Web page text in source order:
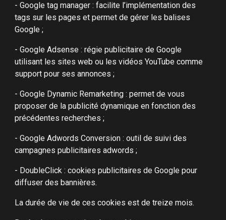
- Google tag manager : facilite l’implémentation des
tags sur les pages et permet de gérer les balises
Google ;
- Google Adsense : régie publicitaire de Google
utilisant les sites web ou les vidéos YouTube comme
support pour ses annonces ;
- Google Dynamic Remarketing : permet de vous
proposer de la publicité dynamique en fonction des
précédentes recherches ;
- Google Adwords Conversion : outil de suivi des
campagnes publicitaires adwords ;
- DoubleClick : cookies publicitaires de Google pour
diffuser des bannières.
La durée de vie de ces cookies est de treize mois.